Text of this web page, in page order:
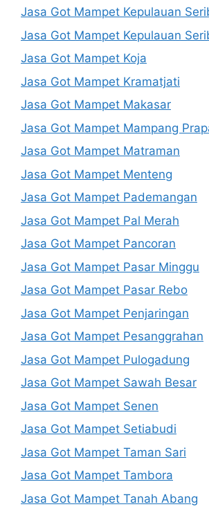
Jasa Got Mampet Kepulauan
Jasa Got Mampet Kepulauan
Jasa Got Mampet Koja
Jasa Got Mampet Kramatjati
Jasa Got Mampet Makasar
Jasa Got Mampet Mampang
Jasa Got Mampet Matraman
Jasa Got Mampet Menteng
Jasa Got Mampet Pademangan
Jasa Got Mampet Pal Merah
Jasa Got Mampet Pancoran
Jasa Got Mampet Pasar Minggu
Jasa Got Mampet Pasar Rebo
Jasa Got Mampet Penjaringan
Jasa Got Mampet Pesanggrahan
Jasa Got Mampet Pulogadung
Jasa Got Mampet Sawah Besar
Jasa Got Mampet Senen
Jasa Got Mampet Setiabudi
Jasa Got Mampet Taman Sari
Jasa Got Mampet Tambora
Jasa Got Mampet Tanah Abang